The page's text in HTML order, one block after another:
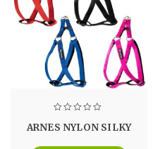
ARNES NYLON SILKY